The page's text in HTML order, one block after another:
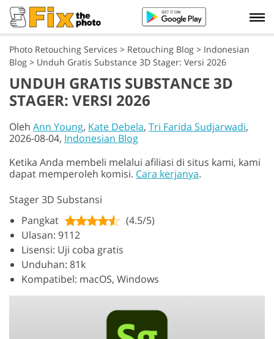
Photo Retouching Services > Retouching Blog > Indonesian
Blog > Unduh Gratis Substance 3D Stager: Versi 2026
UNDUH GRATIS SUBSTANCE 3D
STAGER: VERSI 2026
Oleh Ann Young, Kate Debela, Tri Farida Sudjarwadi,
2026-08-04, Indonesian Blog
Ketika Anda membeli melalui afiliasi di situs kami, kami
dapat memperoleh komisi. Cara kerjanya.
Stager 3D Substansi
Pangkat
(4.5/5)
Ulasan: 9112
Lisensi: Uji coba gratis
Unduhan: 81k
Kompatibel: macOS, Windows